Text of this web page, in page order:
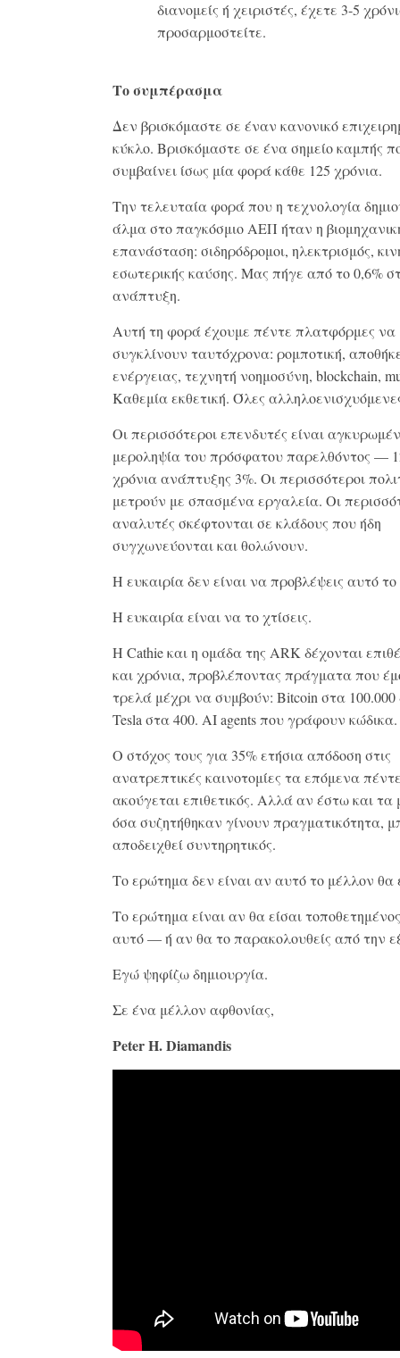
διανομείς ή χειριστές, έχετε 3-5
προσαρμοστείτε.
Το συμπέρασμα
Δεν βρισκόμαστε σε έναν κανονικό
κύκλο. Βρισκόμαστε σε ένα σημείο καμπής
συμβαίνει ίσως μία φορά κάθε 125 χρόνια.
Την τελευταία φορά που η τεχνολογία
άλμα στο παγκόσμιο ΑΕΠ ήταν η
επανάσταση: σιδηρόδρομοι, ηλεκτρισμός,
εσωτερικής καύσης. Μας πήγε από το 0,6%
ανάπτυξη.
Αυτή τη φορά έχουμε πέντε πλατφόρμες να
συγκλίνουν ταυτόχρονα: ρομποτική,
ενέργειας, τεχνητή νοημοσύνη, blockchain,
Καθεμία εκθετική. Όλες
Οι περισσότεροι επενδυτές είναι
μεροληψία του πρόσφατου παρελθόντος —
χρόνια ανάπτυξης 3%. Οι περισσότεροι
μετρούν με σπασμένα εργαλεία. Οι
αναλυτές σκέφτονται σε κλάδους που ήδη
συγχωνεύονται και θολώνουν.
Η ευκαιρία δεν είναι να προβλέψεις αυτό
Η ευκαιρία είναι να το χτίσεις.
Η Cathie και η ομάδα της ARK δέχονται
και χρόνια, προβλέποντας πράγματα που
τρελά μέχρι να συμβούν: Bitcoin στα 100.000
Tesla στα 400. AI agents που γράφουν κώδικα.
Ο στόχος τους για 35% ετήσια απόδοση στις
ανατρεπτικές καινοτομίες τα επόμενα
ακούγεται επιθετικός. Αλλά αν έστω και τα
όσα συζητήθηκαν γίνουν πραγματικότητα,
αποδειχθεί συντηρητικός.
Το ερώτημα δεν είναι αν αυτό το μέλλον θα
Το ερώτημα είναι αν θα είσαι
αυτό — ή αν θα το παρακολουθείς από την
Εγώ ψηφίζω δημιουργία.
Σε ένα μέλλον αφθονίας,
Peter H. Diamandis